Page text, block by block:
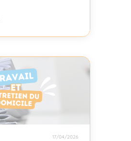
17/04/2026